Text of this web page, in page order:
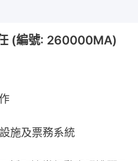
(編號: 260000MA)
施及票務系統